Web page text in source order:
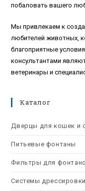
побаловать вашего
Мы привлекаем к
любителей животных,
благоприятные
консультантами
ветеринары и
Каталог
Дверцы для кошек и
Питьевые фонтаны
Фильтры для
Системы